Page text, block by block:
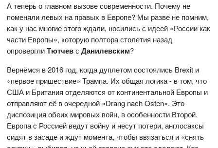
А теперь о главном вызове современности. Почему не
поменяли левых на правых в Европе? Мы разве не помним,
как у нас многие этого ждали, носились с идеей «России как
части Европы», которую полтора столетия назад
опроверглиТютчевсДанилевским?
Вернёмся в 2016 год, когда дуплетом состоялись Brexit и
«первое пришествие» Трампа. Их общая логика - в том, что
США и Британия отделяются от континентальной Европы и
отправляют её в очередной «Drang nach Osten». Это
диспозиция обеих мировых войн, в особенности Второй.
Европа с Россией ведут войну и несут потери, англосаксы
сидят в засаде и ждут момента, чтобы ввязаться и «снять